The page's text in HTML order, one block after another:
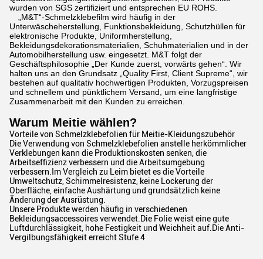
wurden von SGS zertifiziert und entsprechen EU ROHS.
„M&T“-Schmelzklebefilm wird häufig in der
Unterwäscheherstellung, Funktionsbekleidung, Schutzhüllen für
elektronische Produkte, Uniformherstellung,
Bekleidungsdekorationsmaterialien, Schuhmaterialien und in der
Automobilherstellung usw. eingesetzt. M&T folgt der
Geschäftsphilosophie „Der Kunde zuerst, vorwärts gehen“. Wir
halten uns an den Grundsatz „Quality First, Client Supreme“, wir
bestehen auf qualitativ hochwertigen Produkten, Vorzugspreisen
und schnellem und pünktlichem Versand, um eine langfristige
Zusammenarbeit mit den Kunden zu erreichen.
Warum Meitie wählen?
Vorteile von Schmelzklebefolien für Meitie-Kleidungszubehör
Die Verwendung von Schmelzklebefolien anstelle herkömmlicher
Verklebungen kann die Produktionskosten senken, die
Arbeitseffizienz verbessern und die Arbeitsumgebung
verbessern.Im Vergleich zu Leim bietet es die Vorteile
Umweltschutz, Schimmelresistenz, keine Lockerung der
Oberfläche, einfache Aushärtung und grundsätzlich keine
Änderung der Ausrüstung.
Unsere Produkte werden häufig in verschiedenen
Bekleidungsaccessoires verwendet.Die Folie weist eine gute
Luftdurchlässigkeit, hohe Festigkeit und Weichheit auf.Die Anti-
Vergilbungsfähigkeit erreicht Stufe 4